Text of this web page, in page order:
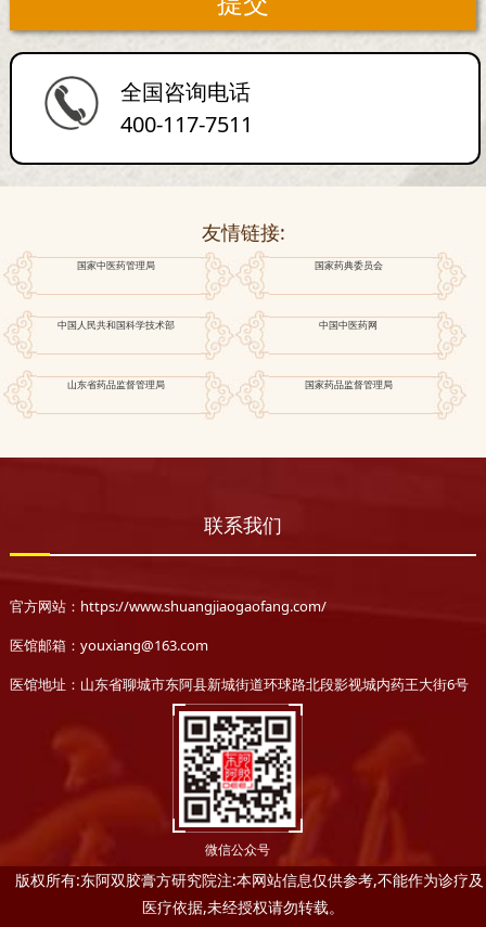
全国咨询电话
400-117-7511
友情链接:
国家中医药管理局 国家药典委员会
中国人民共和国科学技术部 中国中医药网
山东省药品监督管理局 国家药品监督管理局
联系我们
官方网站：https://www.shuangjiaogaofang.com/
医馆邮箱：youxiang@163.com
医馆地址：山东省聊城市东阿县新城街道环球路北段影视城内药王大街6号
微信公众号
版权所有:东阿双胶膏方研究院注:本网站信息仅供参考,不能作为诊疗及
医疗依据,未经授权请勿转载。